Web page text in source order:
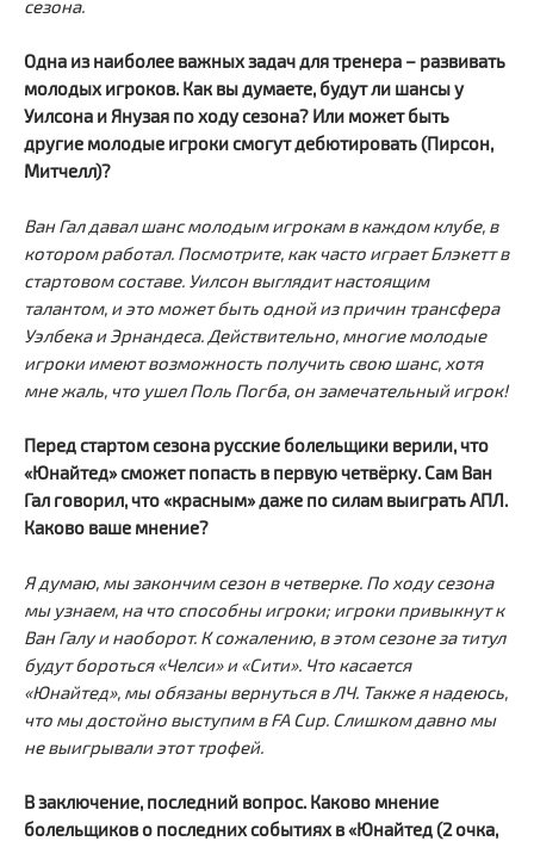
сезона.
Одна из наиболее важных задач для тренера – развивать
молодых игроков. Как вы думаете, будут ли шансы у
Уилсона и Янузая по ходу сезона? Или может быть
другие молодые игроки смогут дебютировать (Пирсон,
Митчелл)?
Ван Гал давал шанс молодым игрокам в каждом клубе, в
котором работал. Посмотрите, как часто играет Блэкетт в
стартовом составе. Уилсон выглядит настоящим
талантом, и это может быть одной из причин трансфера
Уэлбека и Эрнандеса. Действительно, многие молодые
игроки имеют возможность получить свою шанс, хотя
мне жаль, что ушел Поль Погба, он замечательный игрок!
Перед стартом сезона русские болельщики верили, что
«Юнайтед» сможет попасть в первую четвёрку. Сам Ван
Гал говорил, что «красным» даже по силам выиграть АПЛ.
Каково ваше мнение?
Я думаю, мы закончим сезон в четверке. По ходу сезона
мы узнаем, на что способны игроки; игроки привыкнут к
Ван Галу и наоборот. К сожалению, в этом сезоне за титул
будут бороться «Челси» и «Сити». Что касается
«Юнайтед», мы обязаны вернуться в ЛЧ. Также я надеюсь,
что мы достойно выступим в FA Cup. Слишком давно мы
не выигрывали этот трофей.
В заключение, последний вопрос. Каково мнение
болельщиков о последних событиях в «Юнайтед (2 очка,